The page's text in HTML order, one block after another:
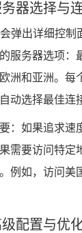
器选择与
弹出详细控
服务器选项：
洲和亚洲。每
动选择最佳连
：如果追求速
需要访问特定
例如，访问美
配置与优